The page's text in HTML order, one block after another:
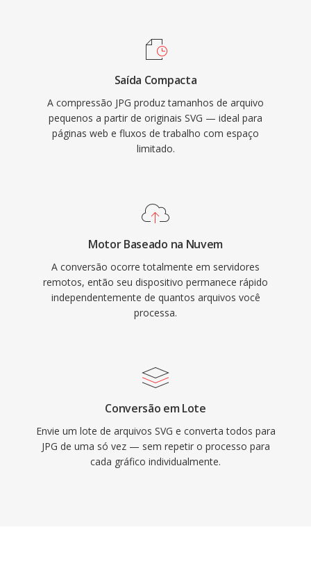
Saída Compacta
A compressão JPG produz tamanhos de arquivo
pequenos a partir de originais SVG — ideal para
páginas web e fluxos de trabalho com espaço
limitado.
Motor Baseado na Nuvem
A conversão ocorre totalmente em servidores
remotos, então seu dispositivo permanece rápido
independentemente de quantos arquivos você
processa.
Conversão em Lote
Envie um lote de arquivos SVG e converta todos para
JPG de uma só vez — sem repetir o processo para
cada gráfico individualmente.